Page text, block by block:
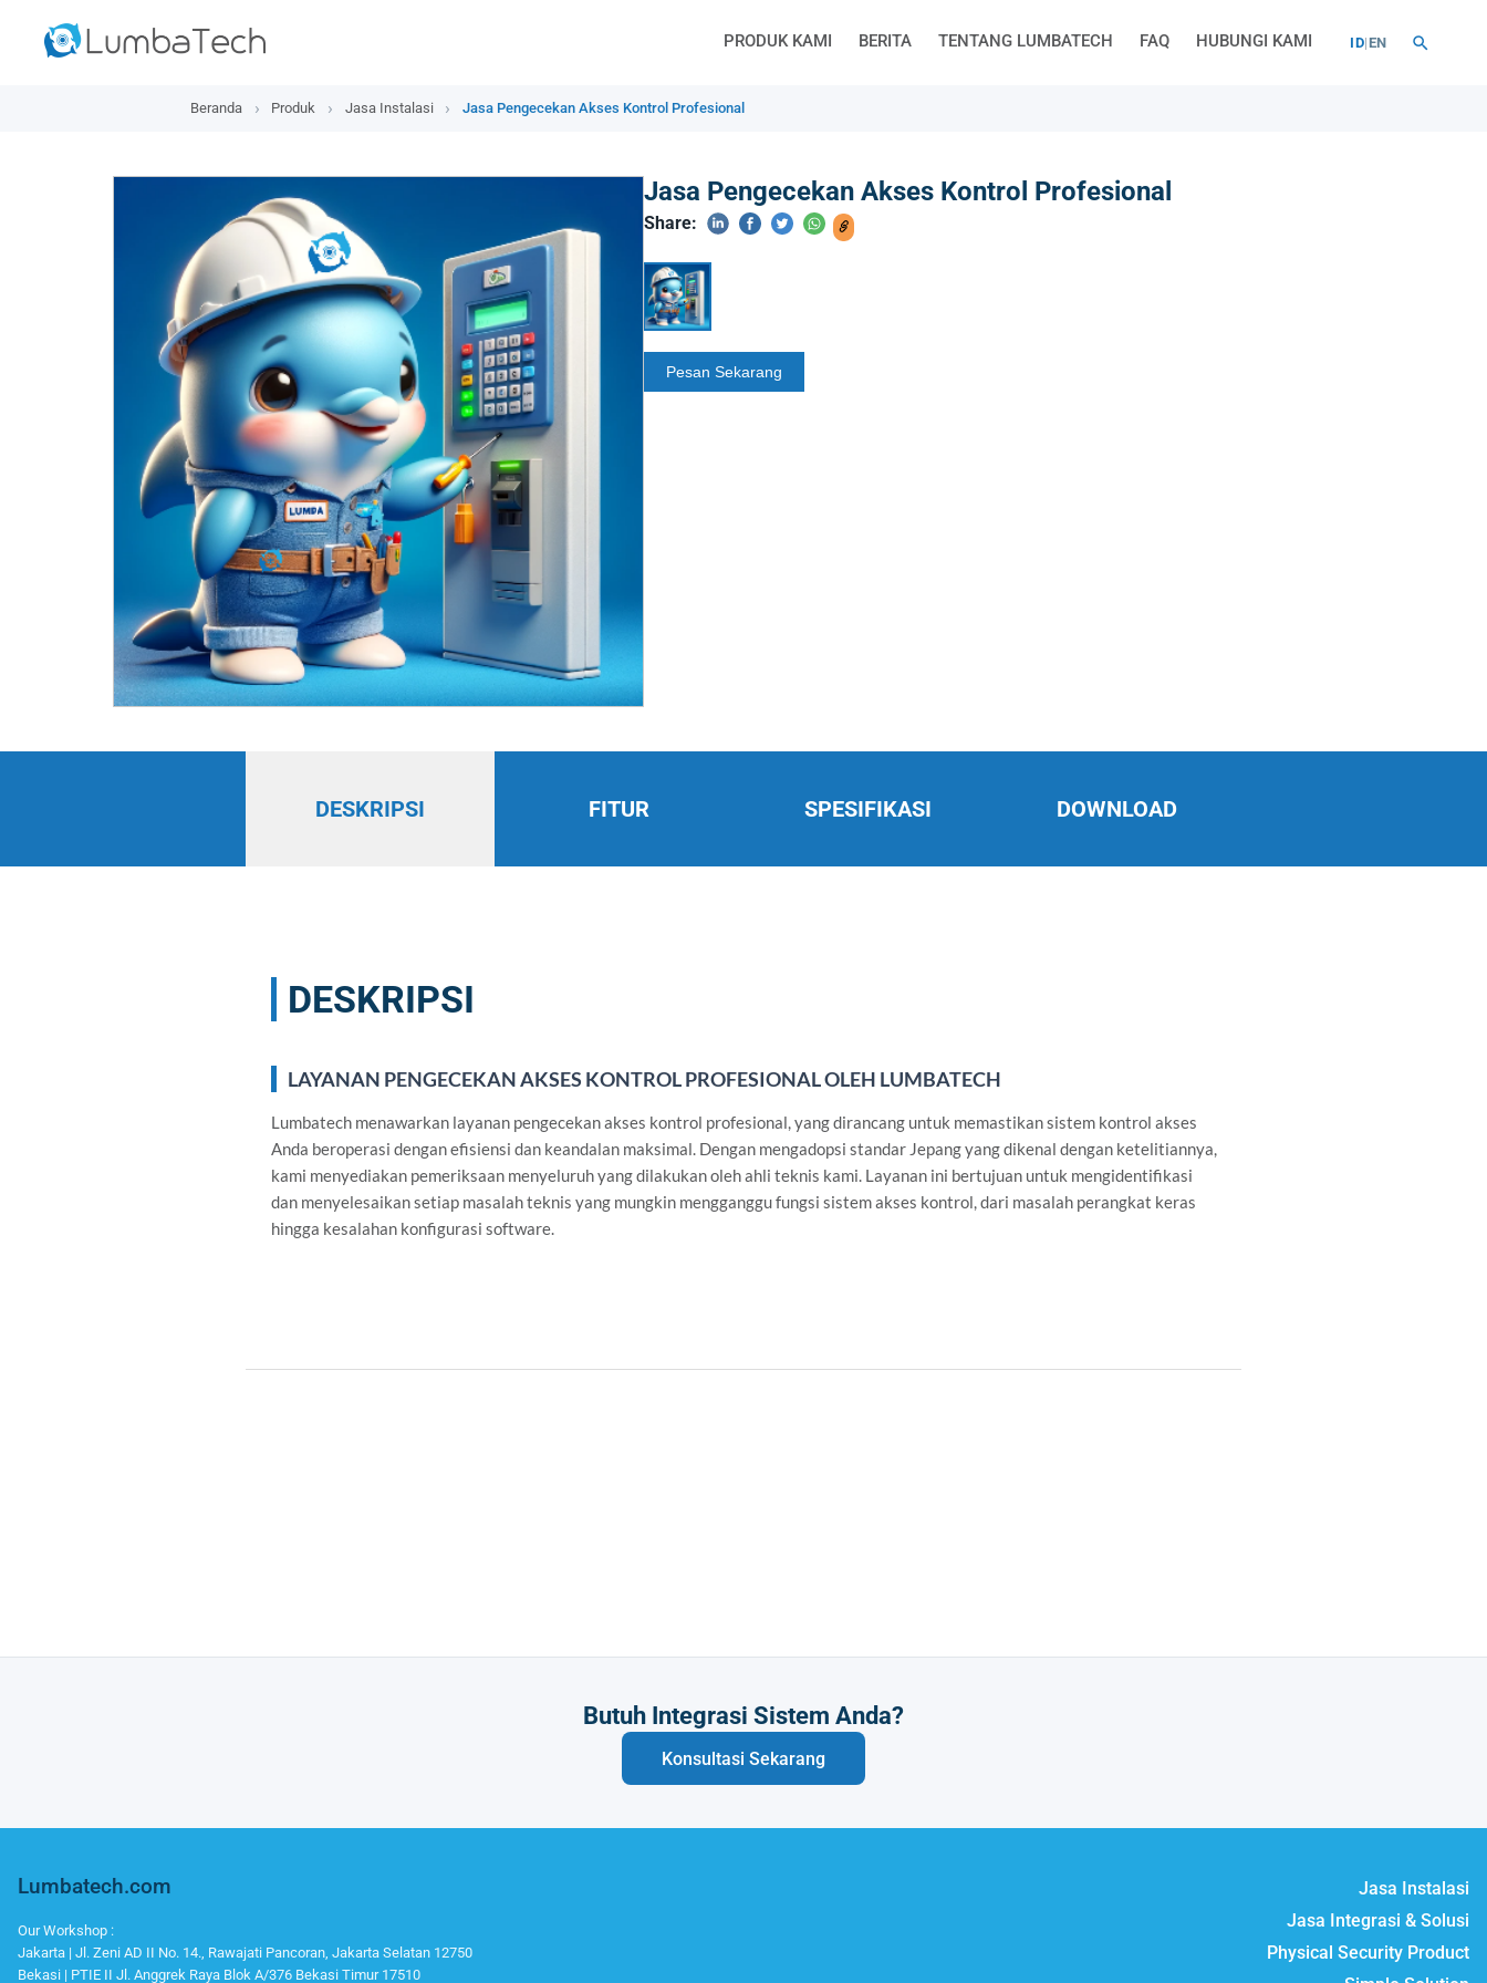
PRODUK KAMI BERITA TENTANG LUMBATECH FAQ HUBUNGI KAMI ID|EN
Beranda Produk Jasa Instalasi Jasa Pengecekan Akses Kontrol Profesional
Jasa Pengecekan Akses Kontrol Profesional
Share:
DESKRIPSI FITUR SPESIFIKASI DOWNLOAD
DESKRIPSI
LAYANAN PENGECEKAN AKSES KONTROL PROFESIONAL OLEH LUMBATECH
Lumbatech menawarkan layanan pengecekan akses kontrol profesional, yang dirancang untuk memastikan sistem kontrol akses
Anda beroperasi dengan efisiensi dan keandalan maksimal. Dengan mengadopsi standar Jepang yang dikenal dengan ketelitiannya,
kami menyediakan pemeriksaan menyeluruh yang dilakukan oleh ahli teknis kami. Layanan ini bertujuan untuk mengidentifikasi
dan menyelesaikan setiap masalah teknis yang mungkin mengganggu fungsi sistem akses kontrol, dari masalah perangkat keras
hingga kesalahan konfigurasi software.
Butuh Integrasi Sistem Anda?
Konsultasi Sekarang
Jasa Instalasi
Jasa Integrasi & Solusi
Physical Security Product
Lumbatech.com
Our Workshop :
Jakarta | Jl. Zeni AD II No. 14., Rawajati Pancoran, Jakarta Selatan 12750
Bekasi | PTIE II Jl. Anggrek Raya Blok A/376 Bekasi Timur 17510